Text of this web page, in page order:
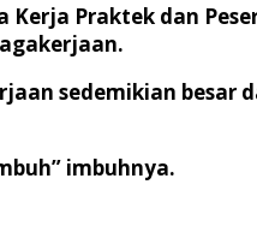
Kerja Praktek dan
sedemikian besar
imbuhnya.